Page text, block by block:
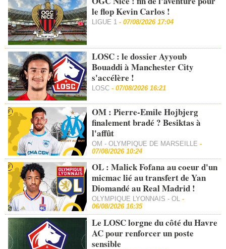
le flop Kevin Carlos !
LIGUE 1 -07/08/2026 17:04
LOSC : le dossier Ayyoub
Bouaddi à Manchester City
s'accélère !
LOSC -07/08/2026 16:21
OM : Pierre-Emile Hojbjerg
finalement bradé ? Besiktas à
l'affût
OM - OLYMPIQUE DE MARSEILLE-
07/08/2026 10:24
OL : Malick Fofana au coeur d'un
micmac lié au transfert de Yan
Diomandé au Real Madrid !
OLYMPIQUE LYONNAIS - OL -
06/08/2026 16:35
Le LOSC lorgne du côté du Havre
AC pour renforcer un poste
sensible